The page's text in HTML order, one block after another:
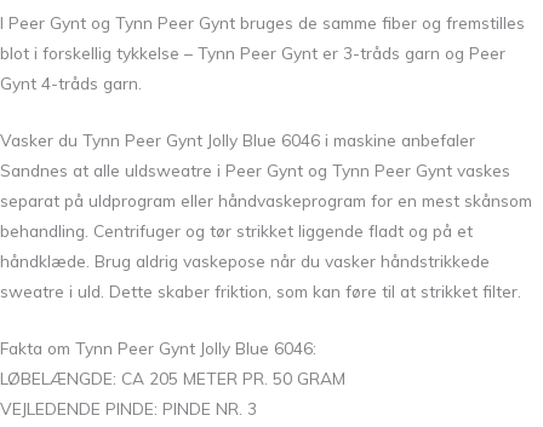
I Peer Gynt og Tynn Peer Gynt bruges de samme fiber og fremstilles
blot i forskellig tykkelse – Tynn Peer Gynt er 3-tråds garn og Peer
Gynt 4-tråds garn.
Vasker du Tynn Peer Gynt Jolly Blue 6046 i maskine anbefaler
Sandnes at alle uldsweatre i Peer Gynt og Tynn Peer Gynt vaskes
separat på uldprogram eller håndvaskeprogram for en mest skånsom
behandling. Centrifuger og tør strikket liggende fladt og på et
håndklæde. Brug aldrig vaskepose når du vasker håndstrikkede
sweatre i uld. Dette skaber friktion, som kan føre til at strikket filter.
Fakta om Tynn Peer Gynt Jolly Blue 6046:
LØBELÆNGDE: CA 205 METER PR. 50 GRAM
VEJLEDENDE PINDE: PINDE NR. 3